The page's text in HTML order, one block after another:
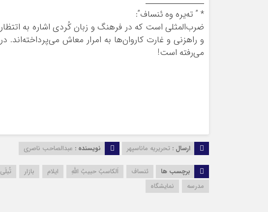
* ” ته‌یره وه ئنساف”:
ضرب‌المثلی است که در فرهنگ و زبان کُردی اشاره به
و راهزنی و غارت کاروان‌ها به امرار معاش
می‌رفته است!
ارسال : تحریریه ماناسپهر نویسنده : عبدالصاحب ناصری
برچسب ها ئنساف اَلکاسبُ حبیبُ اللهِ ایلام بازار
مدرسه
نمایشگاه